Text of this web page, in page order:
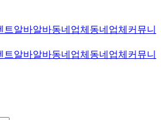
트알바알바동네업체 동네업체 커뮤니
트알바알바동네업체 동네업체 커뮤니